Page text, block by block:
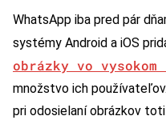
WhatsApp iba pred pár
systémy Android a iOS
obrázky vo
množstvo ich
pri odosielaní obrázkov